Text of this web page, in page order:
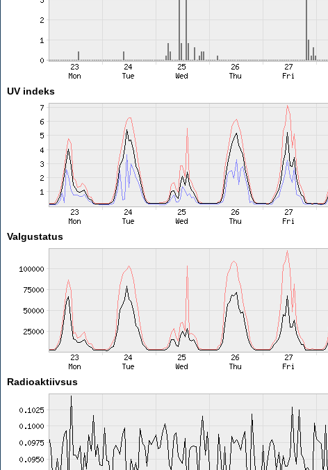
UV indeks
Valgustatus
Radioaktiivsus